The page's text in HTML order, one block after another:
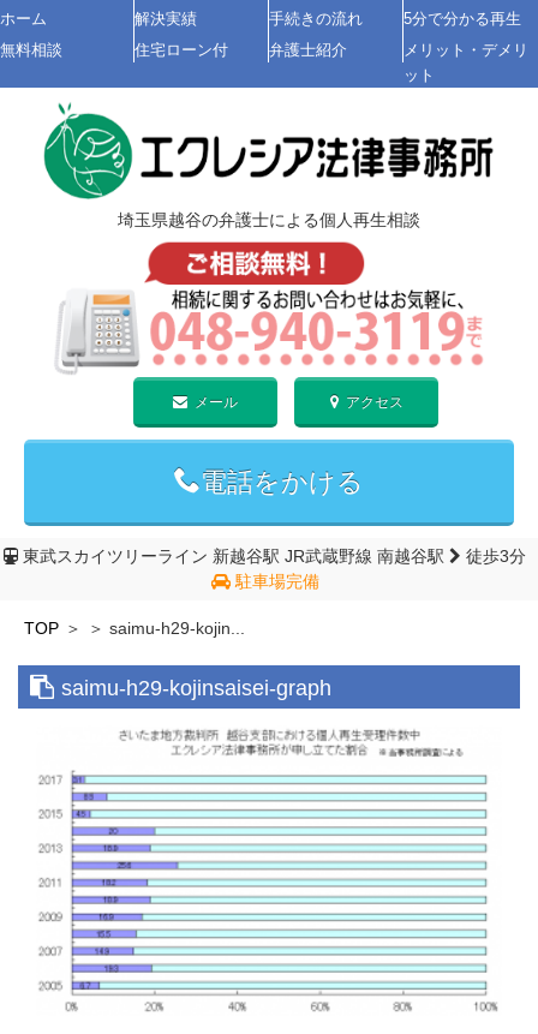
ホーム 解決実績 手続きの流れ
5分で分かる再生
無料相談
住宅ローン付 弁護士紹介
メリット・デメリ
ット
埼玉県越谷の弁護士による個人再生相談
メール アクセス
電話をかける
東武スカイツリーライン 新越谷駅 JR武蔵野線 南越谷駅
徒歩3分
駐車場完備
TOP saimu-h29-kojin...
saimu-h29-kojinsaisei-graph